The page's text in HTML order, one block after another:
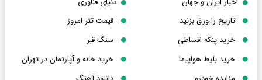
تاریخ را ورق بزنید
قیمت تتر امروز
خرید پنکه اقساطی
سنگ قبر
خرید بلیط هواپیما
خرید خانه و آپارتمان در تهران